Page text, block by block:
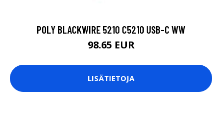
POLY BLACKWIRE 5210 C5210 USB-C WW
98.65 EUR
LISÄTIETOJA